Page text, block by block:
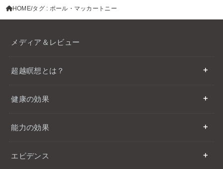
HOME タグ : ポール・マッカートニー
メディア＆レビュー
超越瞑想とは？
健康の効果
能力の効果
エビデンス